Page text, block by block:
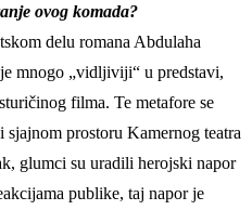
ovog komada?
delu romana Abdulaha
mnogo „vidljiviji“ u predstavi,
filma. Te metafore se
prostoru Kamernog teatra
glumci su uradili herojski napor
publike, taj napor je